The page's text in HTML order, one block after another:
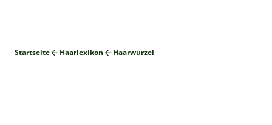
Startseite Haarlexikon Haarwurzel